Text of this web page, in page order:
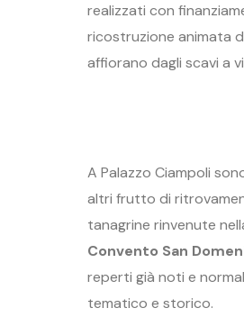
realizzati con
ricostruzione animata
affiorano dagli scavi a
A Palazzo Ciampoli
altri frutto di
tanagrine rinvenute
Convento San
reperti già noti e
tematico e storico.